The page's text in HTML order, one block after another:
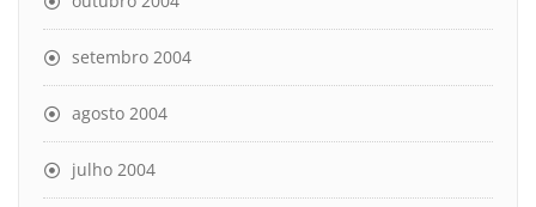
setembro 2004
agosto 2004
julho 2004